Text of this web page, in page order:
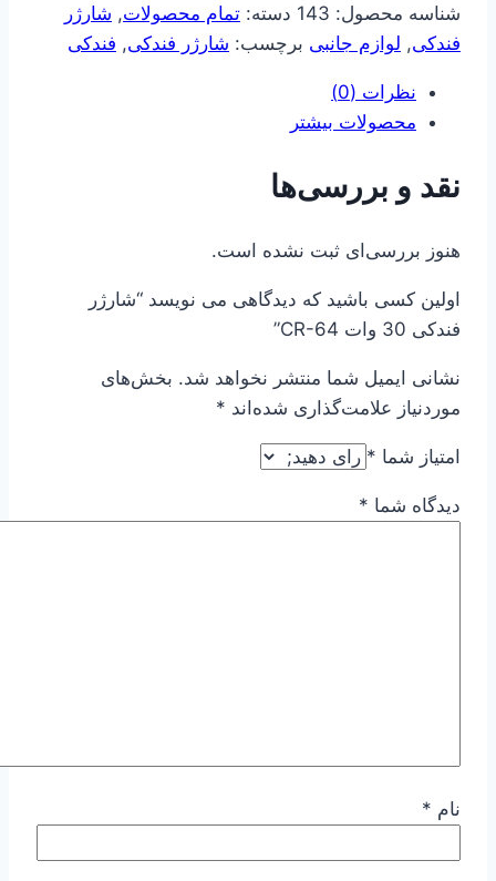
64
عدد
شناسه محصول: 143 دسته: تمام محصولات, شارژر
فندکی, لوازم جانبی برچسب: شارژر فندکی, فندکی
نظرات (0)
محصولات بیشتر
نقد و بررسی‌ها
هنوز بررسی‌ای ثبت نشده است.
اولین کسی باشید که دیدگاهی می نویسد “شارژر
فندکی 30 وات CR-64”
نشانی ایمیل شما منتشر نخواهد شد. بخش‌های
موردنیاز علامت‌گذاری شده‌اند *
امتیاز شما *
دیدگاه شما *
نام *